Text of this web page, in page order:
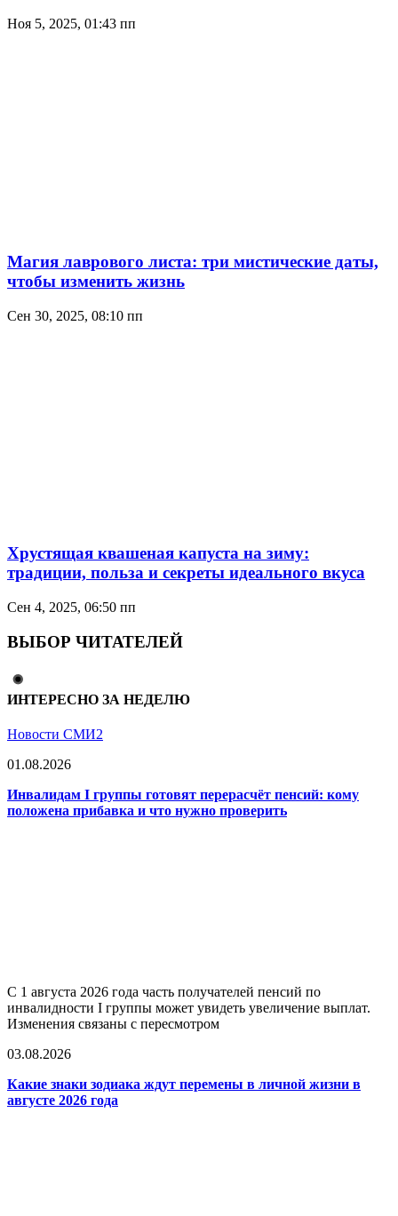
Ноя 5, 2025, 01:43 пп
Магия лаврового листа: три мистические даты,
чтобы изменить жизнь
Сен 30, 2025, 08:10 пп
Хрустящая квашеная капуста на зиму:
традиции, польза и секреты идеального вкуса
Сен 4, 2025, 06:50 пп
ВЫБОР ЧИТАТЕЛЕЙ
ИНТЕРЕСНО ЗА НЕДЕЛЮ
Новости СМИ2
01.08.2026
Инвалидам I группы готовят перерасчёт пенсий: кому
положена прибавка и что нужно проверить
С 1 августа 2026 года часть получателей пенсий по
инвалидности I группы может увидеть увеличение выплат.
Изменения связаны с пересмотром
03.08.2026
Какие знаки зодиака ждут перемены в личной жизни в
августе 2026 года